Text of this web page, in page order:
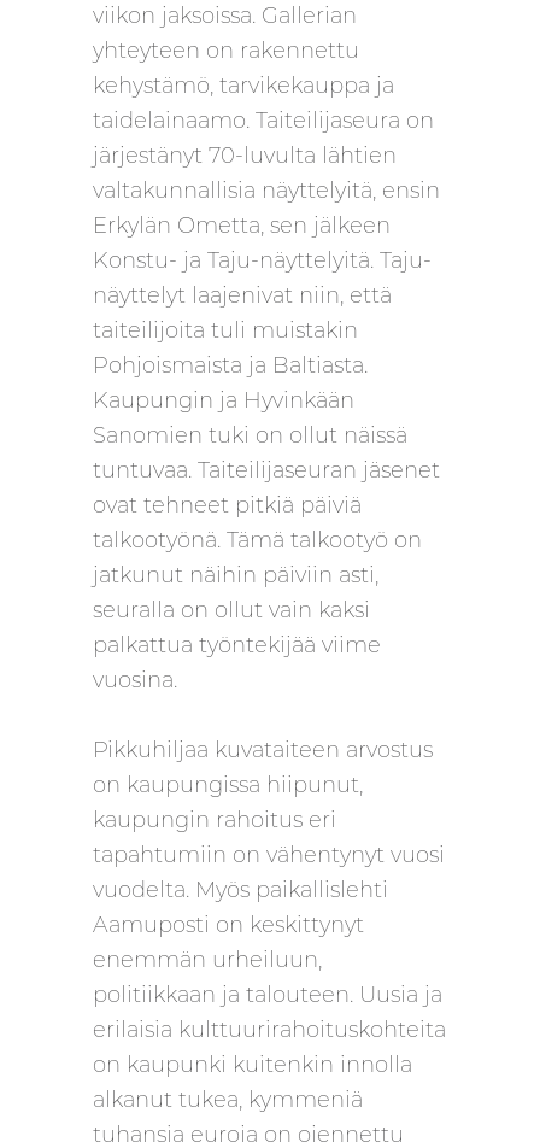
viikon jaksoissa. Gallerian
yhteyteen on rakennettu
kehystämö, tarvikekauppa ja
taidelainaamo. Taiteilijaseura on
järjestänyt 70-luvulta lähtien
valtakunnallisia näyttelyitä, ensin
Erkylän Ometta, sen jälkeen
Konstu- ja Taju-näyttelyitä. Taju-
näyttelyt laajenivat niin, että
taiteilijoita tuli muistakin
Pohjoismaista ja Baltiasta.
Kaupungin ja Hyvinkään
Sanomien tuki on ollut näissä
tuntuvaa. Taiteilijaseuran jäsenet
ovat tehneet pitkiä päiviä
talkootyönä. Tämä talkootyö on
jatkunut näihin päiviin asti,
seuralla on ollut vain kaksi
palkattua työntekijää viime
vuosina.
Pikkuhiljaa kuvataiteen arvostus
on kaupungissa hiipunut,
kaupungin rahoitus eri
tapahtumiin on vähentynyt vuosi
vuodelta. Myös paikallislehti
Aamuposti on keskittynyt
enemmän urheiluun,
politiikkaan ja talouteen. Uusia ja
erilaisia kulttuurirahoituskohteita
on kaupunki kuitenkin innolla
alkanut tukea, kymmeniä
tuhansia euroja on ojennettu